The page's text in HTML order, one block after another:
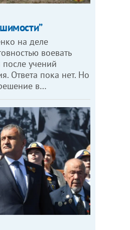
на деле
воевать
учений
Ответа пока нет. Но
в…